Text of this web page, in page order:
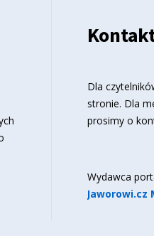
Dla
stronie. Dla
prosimy o
Wydawca
Jaworowi.cz